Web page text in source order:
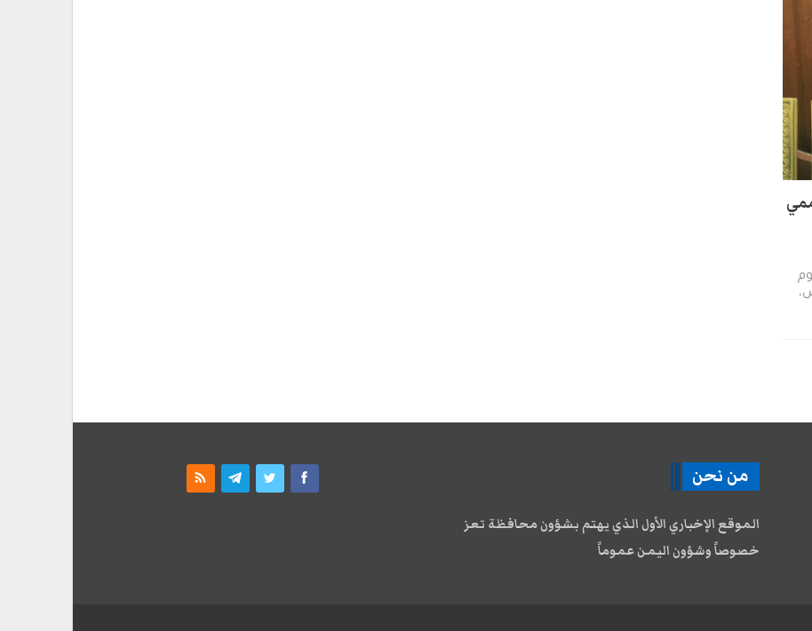
من نحن
الموقع الإخباري الأول الذي يهتم بشؤون محافظة تعز
خصوصاً وشؤون اليمن عموماً